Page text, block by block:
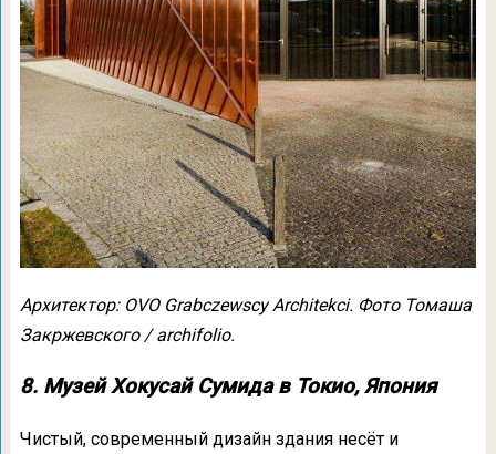
Архитектор: OVO Grabczewscy Architekci. Фото Томаша
Закржевского / archifolio.
8. Музей Хокусай Сумида в Токио, Япония
Чистый, современный дизайн здания несёт и